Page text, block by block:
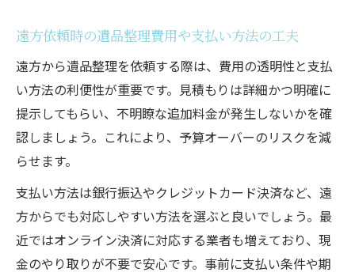
遠方依頼時の遺品整理費用や支払い方法の工夫
遠方から遺品整理を依頼する際は、費用の透明性と支払
い方法の利便性が重要です。見積もりは詳細かつ明確に
提示してもらい、不明瞭な追加料金が発生しないかを確
認しましょう。これにより、予算オーバーのリスクを減
らせます。
支払い方法は銀行振込やクレジットカード決済など、遠
方からでも対応しやすい方法を選ぶと良いでしょう。最
近ではオンライン決済に対応する業者も増えており、現
金のやり取りが不要で安心です。事前に支払い条件や期